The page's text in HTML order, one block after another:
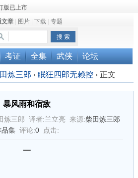
版已上市
录》上市
结束
文章| 图片| 下载| 专题
考证 全集 武侠 论坛
炼三郎 › 眠狂四郎无赖控 ›正文
暴风雨和宿敌
炼三郎 译者:兰立亮 来源:柴田炼三郎
品集评论:0点击:
一